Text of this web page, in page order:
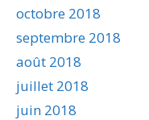
octobre 2018
septembre 2018
août 2018
juillet 2018
juin 2018